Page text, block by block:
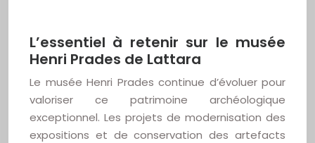
L’essentiel à retenir sur le musée
Henri Prades de Lattara
Le musée Henri Prades continue d’évoluer pour
valoriser ce patrimoine archéologique
exceptionnel. Les projets de modernisation des
expositions et de conservation des artefacts